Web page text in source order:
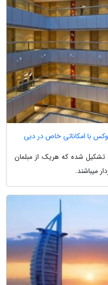
و سوئیت تشکیل شده که هریک از مبلمان
میباشند.